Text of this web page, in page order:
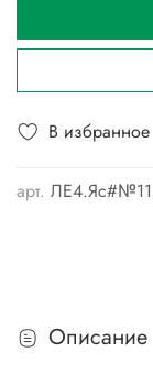
В избранное
арт.
Описание